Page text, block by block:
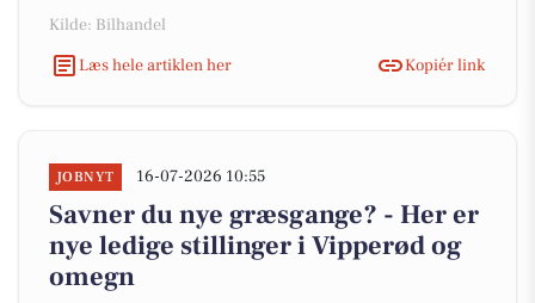
Kilde: Bilhandel
Læs hele artiklen her
Kopiér link
JOBNYT 16-07-2026 10:55
Savner du nye græsgange? - Her er
nye ledige stillinger i Vipperød og
omegn